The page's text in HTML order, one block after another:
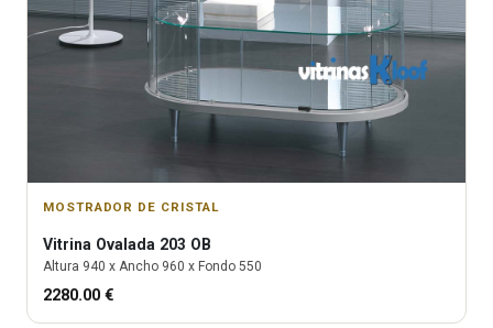
MOSTRADOR DE CRISTAL
Vitrina Ovalada 203 OB
Altura 940 x Ancho 960 x Fondo 550
2280.00 €